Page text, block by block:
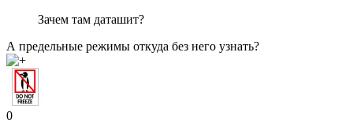
Зачем там даташит?
А предельные режимы откуда без него узнать?
0